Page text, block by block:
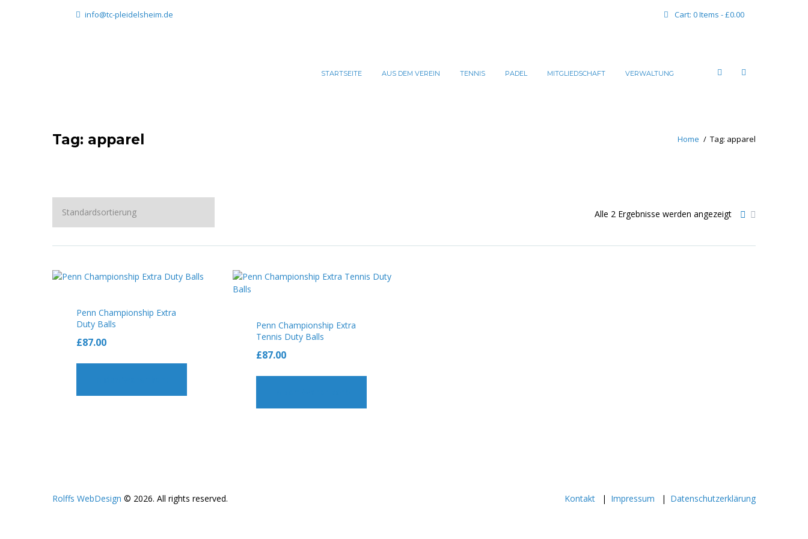
info@tc-pleidelsheim.de Cart: 0 Items -£0.00
STARTSEITE AUS DEM VEREIN TENNIS PADEL MITGLIEDSCHAFT VERWALTUNG
Tag: apparel Home Tag: apparel
Alle 2 Ergebnisse werden angezeigt
Penn Championship Extra
Duty Balls
£87.00
Penn Championship Extra
Tennis Duty Balls
£87.00
Kontakt Impressum Datenschutzerklärung
Rolffs WebDesign © 2026. All rights reserved.